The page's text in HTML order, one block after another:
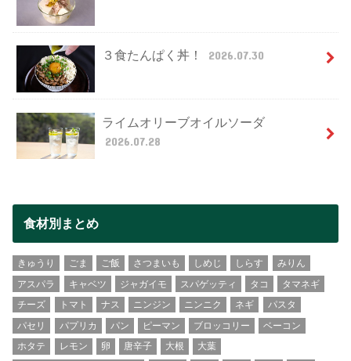
３食たんぱく丼！ 2026.07.30
ライムオリーブオイルソーダ
2026.07.28
食材別まとめ
きゅうり ごま ご飯 さつまいも しめじ しらす
みりん
アスパラ
キャベツ ジャガイモ スパゲッティ タコ
タマネギ
チーズ
トマト ナス ニンジン ニンニク ネギ
パスタ
パセリ
パプリカ パン ピーマン ブロッコリー
ベーコン
ホタテ
レモン 卵 唐辛子 大根 大葉